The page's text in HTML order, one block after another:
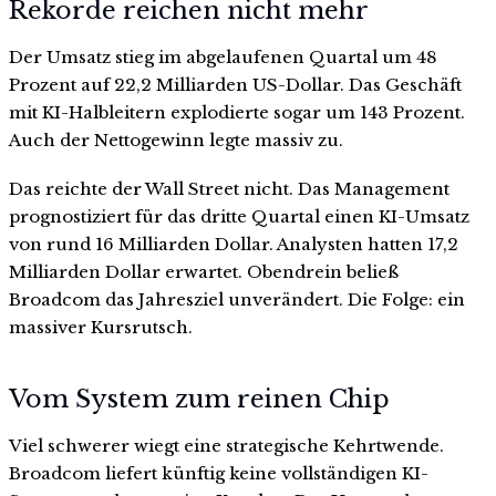
Rekorde reichen nicht mehr
Der Umsatz stieg im abgelaufenen Quartal um 48
Prozent auf 22,2 Milliarden US-Dollar. Das Geschäft
mit KI-Halbleitern explodierte sogar um 143 Prozent.
Auch der Nettogewinn legte massiv zu.
Das reichte der Wall Street nicht. Das Management
prognostiziert für das dritte Quartal einen KI-Umsatz
von rund 16 Milliarden Dollar. Analysten hatten 17,2
Milliarden Dollar erwartet. Obendrein beließ
Broadcom das Jahresziel unverändert. Die Folge: ein
massiver Kursrutsch.
Vom System zum reinen Chip
Viel schwerer wiegt eine strategische Kehrtwende.
Broadcom liefert künftig keine vollständigen KI-